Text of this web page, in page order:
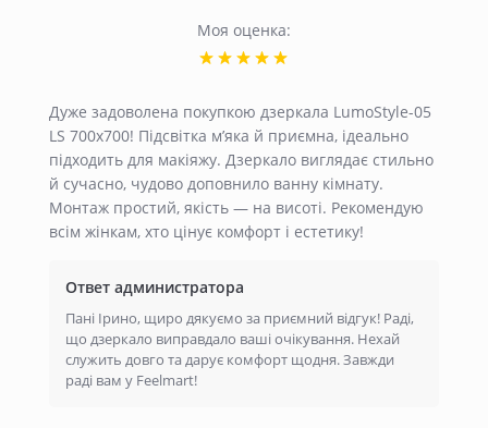
Моя оценка:
Дуже задоволена покупкою дзеркала LumoStyle-05
LS 700x700! Підсвітка м’яка й приємна, ідеально
підходить для макіяжу. Дзеркало виглядає стильно
й сучасно, чудово доповнило ванну кімнату.
Монтаж простий, якість — на висоті. Рекомендую
всім жінкам, хто цінує комфорт і естетику!
Ответ администратора
Пані Ірино, щиро дякуємо за приємний відгук! Раді,
що дзеркало виправдало ваші очікування. Нехай
служить довго та дарує комфорт щодня. Завжди
раді вам у Feelmart!